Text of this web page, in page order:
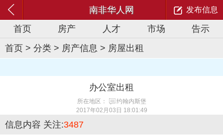
南非华人网 发布信息
首页 房产 人才 市场
告示
首页 > 分类 > 房产信息 > 房屋出租
办公室出租
所在地区：
约翰内斯堡
2017年02月03日 18:01:49
信息内容 关注:3487